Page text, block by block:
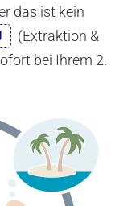
das ist kein
(Extraktion &
bei Ihrem 2.